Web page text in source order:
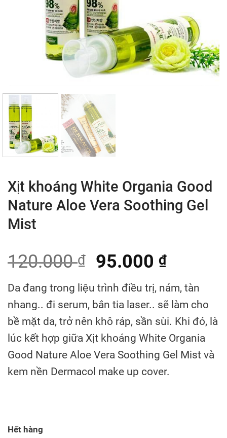
Xịt khoáng White Organia Good
Nature Aloe Vera Soothing Gel
Mist
120.000₫ 95.000 ₫
Da đang trong liệu trình điều trị, nám, tàn
nhang.. đi serum, bắn tia laser.. sẽ làm cho
bề mặt da, trở nên khô ráp, sần sùi. Khi đó, là
lúc kết hợp giữa Xịt khoáng White Organia
Good Nature Aloe Vera Soothing Gel Mist và
kem nền Dermacol make up cover.
Hết hàng